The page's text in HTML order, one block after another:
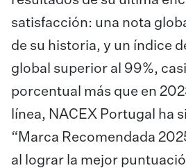
satisfacción: una nota
de su historia, y un índice
global superior al 99%,
porcentual más que en
línea, NACEX Portugal ha
“Marca Recomendada
al lograr la mejor